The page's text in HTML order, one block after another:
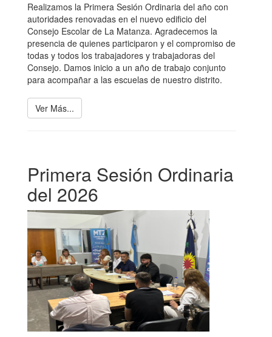
Realizamos la Primera Sesión Ordinaria del año con
autoridades renovadas en el nuevo edificio del
Consejo Escolar de La Matanza. Agradecemos la
presencia de quienes participaron y el compromiso de
todas y todos los trabajadores y trabajadoras del
Consejo. Damos inicio a un año de trabajo conjunto
para acompañar a las escuelas de nuestro distrito.
Ver Más...
Primera Sesión Ordinaria
del 2026